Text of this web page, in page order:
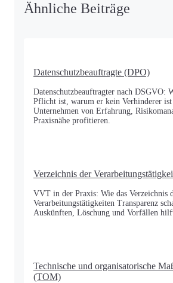
Ähnliche Beiträge
Datenschutzbeauftragte (DPO)
Datenschutzbeauftragter nach DSGVO:
Pflicht ist, warum er kein Verhinderer
Unternehmen von Erfahrung,
Praxisnähe profitieren.
Verzeichnis der
VVT in der Praxis: Wie das Verzeichnis
Verarbeitungstätigkeiten Transparenz
Auskünften, Löschung und Vorfällen
Technische und organisatorische
(TOM)